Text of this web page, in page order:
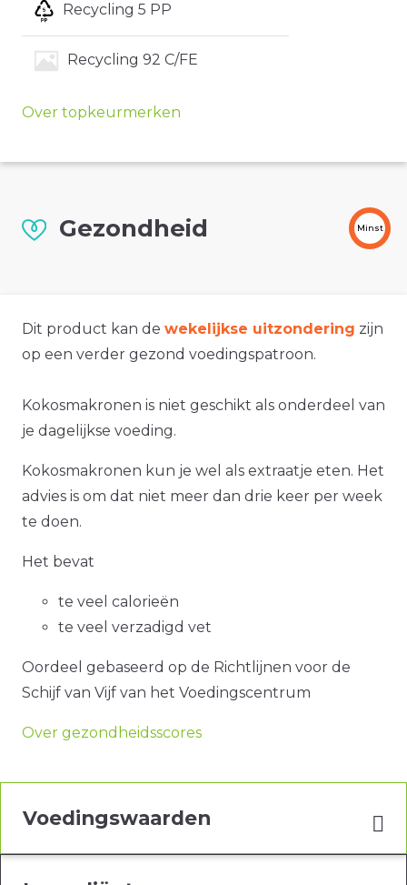
Recycling 5 PP
Recycling 92 C/FE
Over topkeurmerken
Gezondheid Minst
Dit product kan de wekelijkse uitzondering zijn
op een verder gezond voedingspatroon.
Kokosmakronen is niet geschikt als onderdeel van
je dagelijkse voeding.
Kokosmakronen kun je wel als extraatje eten. Het
advies is om dat niet meer dan drie keer per week
te doen.
Het bevat
te veel calorieën
te veel verzadigd vet
Oordeel gebaseerd op de Richtlijnen voor de
Schijf van Vijf van het Voedingscentrum
Over gezondheidsscores
Voedingswaarden